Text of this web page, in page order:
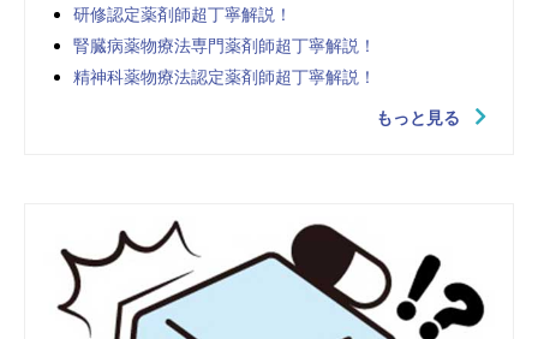
研修認定薬剤師超丁寧解説！
腎臓病薬物療法専門薬剤師超丁寧解説！
精神科薬物療法認定薬剤師超丁寧解説！
もっと見る